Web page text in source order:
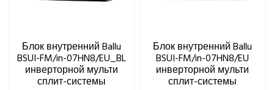
Lessar
LG
Marsa
Блок внутренний Ballu
BSUI-FM/in-07HN8/EU_BL
инверторной мульти
сплит-системы
Блок внутренний Ballu
BSUI-FM/in-07HN8/EU
инверторной мульти
сплит-системы